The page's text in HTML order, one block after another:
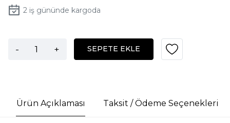
2iş gününde kargoda
- + SEPETE EKLE
Ürün Açıklaması Taksit / Ödeme Seçenekleri